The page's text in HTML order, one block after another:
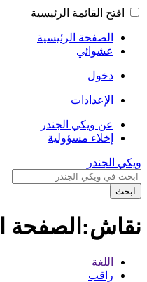
افتح القائمة الرئيسية
الصفحة الرئيسية
عشوائي
دخول
الإعدادات
عن ويكي الجندر
إخلاء مسؤولية
ويكي الجندر
ابحث
نقاش:الصفحة
اللغة
راقب